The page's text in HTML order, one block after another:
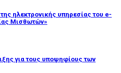
ηλεκτρονικής υπηρεσίας του e-
Μισθωτών»
για τους υποψηφίους των